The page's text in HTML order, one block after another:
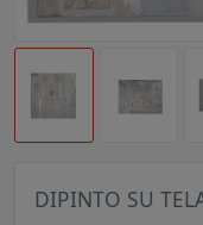
DIPINTO SU